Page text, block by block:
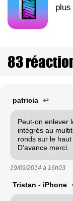
plus
83
patricia ↩
Peut-on enlever
intégrés au
ronds sur le
D'avance merci.
19/09/2014 à 16h03
Tristan - iPhone